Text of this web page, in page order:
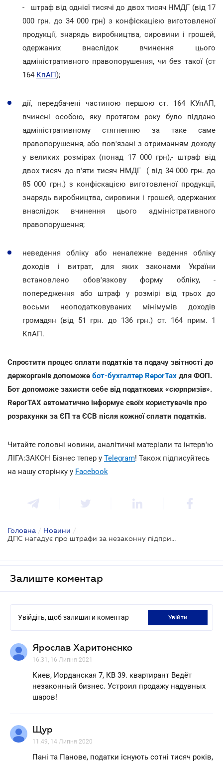
- штраф від однієї тисячі до двох тисяч НМДГ (від 17
000 грн. до 34 000 грн) з конфіскацією виготовленої
продукції, знарядь виробництва, сировини і грошей,
одержаних внаслідок вчинення цього
адміністративного правопорушення, чи без такої (ст
164 КпАП);
дії, передбачені частиною першою ст. 164 КУпАП,
вчинені особою, яку протягом року було піддано
адміністративному стягненню за таке саме
правопорушення, або пов'язані з отриманням доходу
у великих розмірах (понад 17 000 грн),- штраф від
двох тисяч до п'яти тисяч НМДГ ( від 34 000 грн. до
85 000 грн.) з конфіскацією виготовленої продукції,
знарядь виробництва, сировини і грошей, одержаних
внаслідок вчинення цього адміністративного
правопорушення;
неведення обліку або неналежне ведення обліку
доходів і витрат, для яких законами України
встановлено обов'язкову форму обліку, -
попередження або штраф у розмірі від трьох до
восьми неоподатковуваних мінімумів доходів
громадян (від 51 грн. до 136 грн.) ст. 164 прим. 1
КпАП.
Спростити процес сплати податків та подачу звітності до
держорганів допоможе бот-бухгалтер ReporTax для ФОП.
Бот допоможе захисти себе від податкових «сюрпризів».
ReporTAX автоматично інформує своїх користувачів про
розрахунки за ЄП та ЄСВ після кожної сплати податків.
Читайте головні новини, аналітичні матеріали та інтерв'ю
ЛІГА:ЗАКОН Бізнес тепер у Telegram! Також підписуйтесь
на нашу сторінку у Facebook
Головна / Новини /
ДПС нагадує про штрафи за незаконну підприємницьку діяльність
Залиште коментар
Увійдіть, щоб залишити коментар увійти
Ярослав Харитоненко
16.31, 16 Липня 2021
Киев, Иорданская 7, КВ 39. квартирант Ведёт
незаконный бизнес. Устроил продажу надувных
шаров!
Щур
11.49, 14 Липня 2020
Пані та Панове, податки існують сотні тисяч років,